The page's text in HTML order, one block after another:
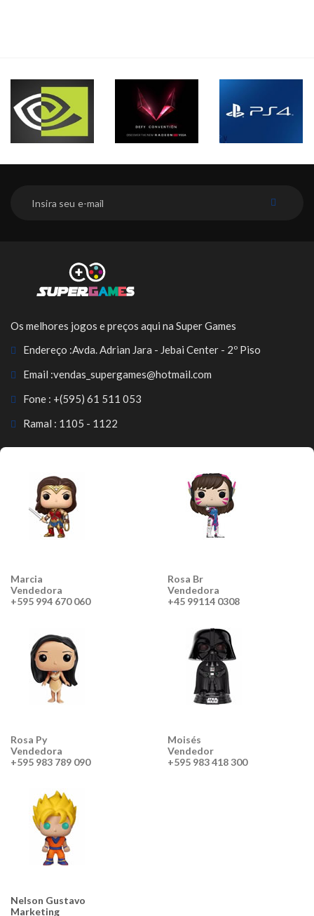
Os melhores jogos e preços aqui na Super Games
Endereço :Avda. Adrian Jara - Jebai Center - 2º Piso
Email :vendas_supergames@hotmail.com
Fone : +(595) 61 511 053
Ramal : 1105 - 1122
Marcia
Vendedora
+595 994 670 060
Rosa Br
Vendedora
+45 99114 0308
Rosa Py
Vendedora
+595 983 789 090
Moisés
Vendedor
+595 983 418 300
Nelson Gustavo
Marketing